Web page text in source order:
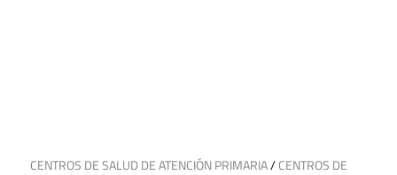
19 de julio de 2025
CENTROS DE SALUD DE ATENCIÓN PRIMARIA/CENTROS DE